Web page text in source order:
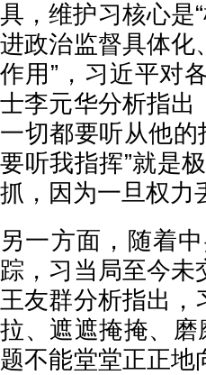
具，维护习核心是
进政治监督具体化
作用”，习近平对
士李元华分析指出
一切都要听从他
要听我指挥”就是
抓，因为一旦权力
另一方面，随着
踪，习当局至今未
王友群分析指出，
拉、遮遮掩掩、磨
题不能堂堂正正地